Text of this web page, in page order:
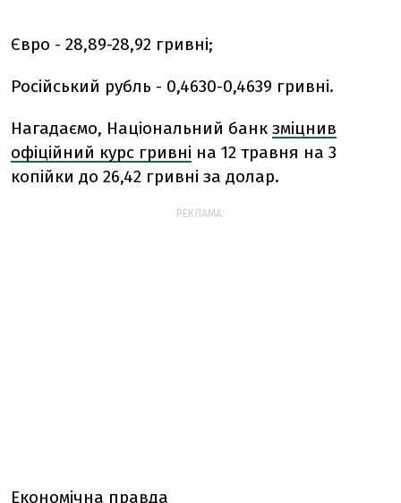
Євро - 28,89-28,92 гривні;
Російський рубль - 0,4630-0,4639 гривні.
Нагадаємо, Національний банк зміцнив
офіційний курс гривні на 12 травня на 3
копійки до 26,42 гривні за долар.
РЕКЛАМА:
Економічна правда